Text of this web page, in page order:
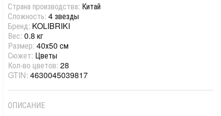
Страна производства: Китай
Сложность: 4 звезды
Бренд: KOLIBRIKI
Вес: 0.8 кг
Размер: 40х50 см
Сюжет: Цветы
Кол-во цветов: 28
GTIN: 4630045039817
ОПИСАНИЕ